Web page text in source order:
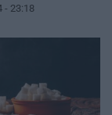
- 23:18